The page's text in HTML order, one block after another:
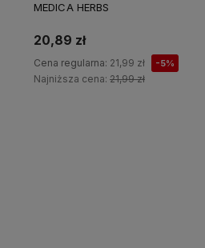
MEDICA HERBS
20,89 zł
Cena regularna: 21,99 zł -5%
Najniższa cena: 21,99 zł